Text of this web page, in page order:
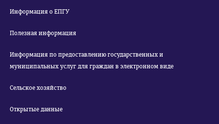
Информация о ЕПГУ
Полезная информация
Информация по предоставлению государственных и
муниципальных услуг для граждан в электронном виде
Сельское хозяйство
Открытые данные